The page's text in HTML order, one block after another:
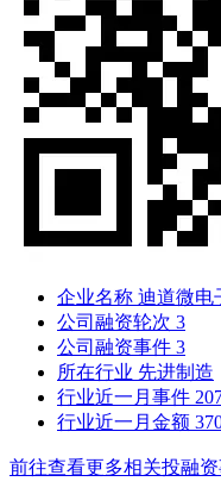
企业名称 迪道微电
公司融资轮次 3
公司融资事件 3
所在行业 先进制造
行业近一月事件
行业近一月金额
前往查看更多相关投融